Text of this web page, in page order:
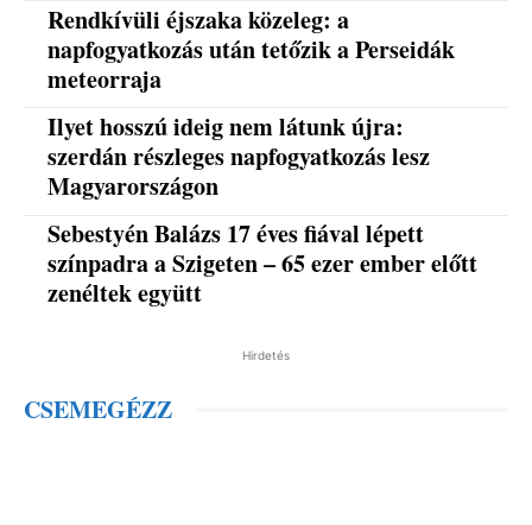
Rendkívüli éjszaka közeleg: a
napfogyatkozás után tetőzik a Perseidák
meteorraja
Ilyet hosszú ideig nem látunk újra:
szerdán részleges napfogyatkozás lesz
Magyarországon
Sebestyén Balázs 17 éves fiával lépett
színpadra a Szigeten – 65 ezer ember előtt
zenéltek együtt
Hirdetés
CSEMEGÉZZ